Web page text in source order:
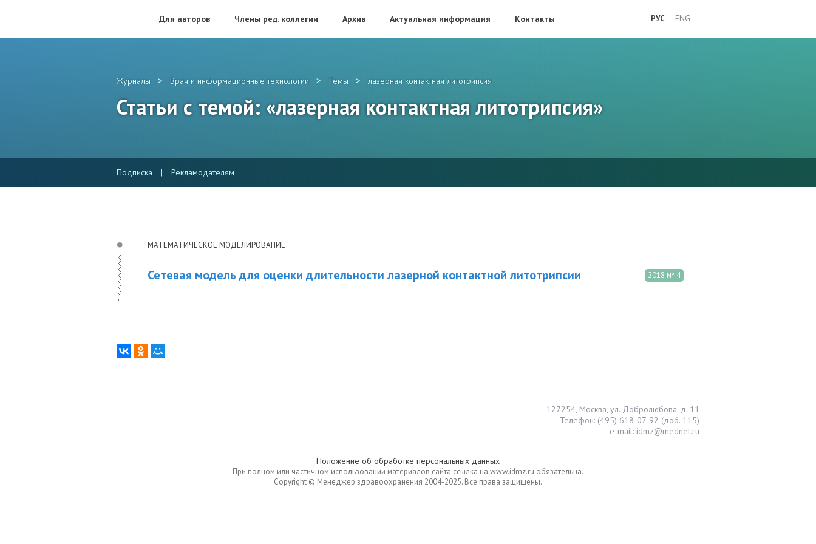
РУС ENG
Для авторов Члены ред. коллегии Архив Актуальная информация Контакты
Журналы > Врач и информационные технологии > Темы > лазерная контактная литотрипсия
Статьи с темой: «лазерная контактная литотрипсия»
Подписка | Рекламодателям
МАТЕМАТИЧЕСКОЕ МОДЕЛИРОВАНИЕ
2018 № 4
Сетевая модель для оценки длительности лазерной контактной литотрипсии
127254, Москва, ул. Добролюбова, д. 11
Телефон: (495) 618-07-92 (доб. 115)
e-mail: idmz@mednet.ru
Положение об обработке персональных данных
При полном или частичном использовании материалов сайта ссылка на www.idmz.ru обязательна.
Copyright © Менеджер здравоохранения 2004-2025. Все права защищены.